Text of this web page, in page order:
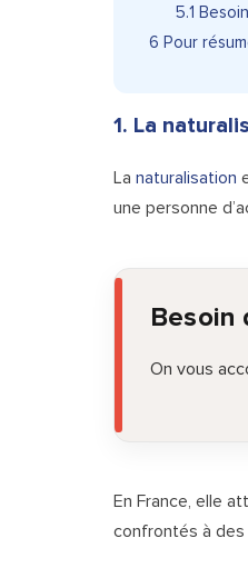
5.1
6 Pour
1. La
La naturalisation
une personne
Besoin
On vous
En France, elle
confrontés à des